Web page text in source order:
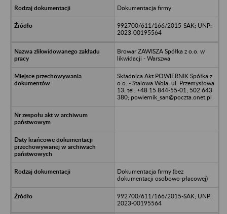
Dokumentacja firmy
992700/611/166/2015-SAK; UNP:
2023-00195564
Browar ZAWISZA Spółka z o.o. w
likwidacji - Warszwa
Składnica Akt POWIERNIK Spółka z
o.o. - Stalowa Wola, ul. Przemysłowa
13; tel. +48 15 844-55-01; 502 643
380; powiernik_san@poczta.onet.pl
Dokumentacja firmy (bez
dokumentacji osobowo-płacowej)
992700/611/166/2015-SAK; UNP:
2023-00195564